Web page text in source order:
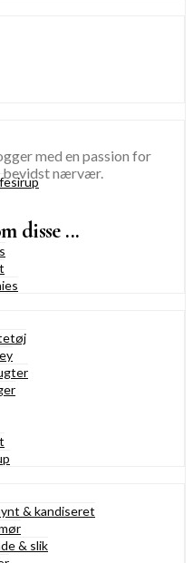
& kandiseret
& slik
med en passion for
bevidst nærvær.
disse ...